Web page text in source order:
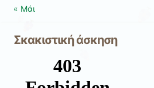
« Μάι
Σκακιστική άσκηση